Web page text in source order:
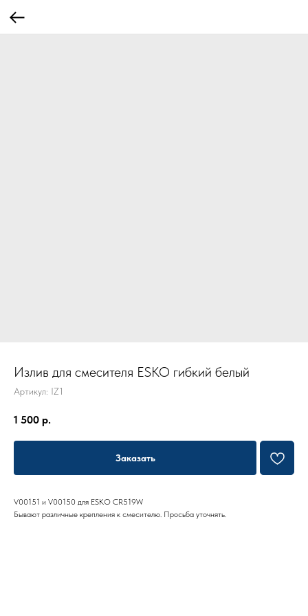
Излив для смесителя ESKO гибкий белый
Артикул: IZ1
1 500 р.
Заказать
V00151 и V00150 для ESKO CR519W
Бывают различные крепления к смесителю. Просьба уточнять.